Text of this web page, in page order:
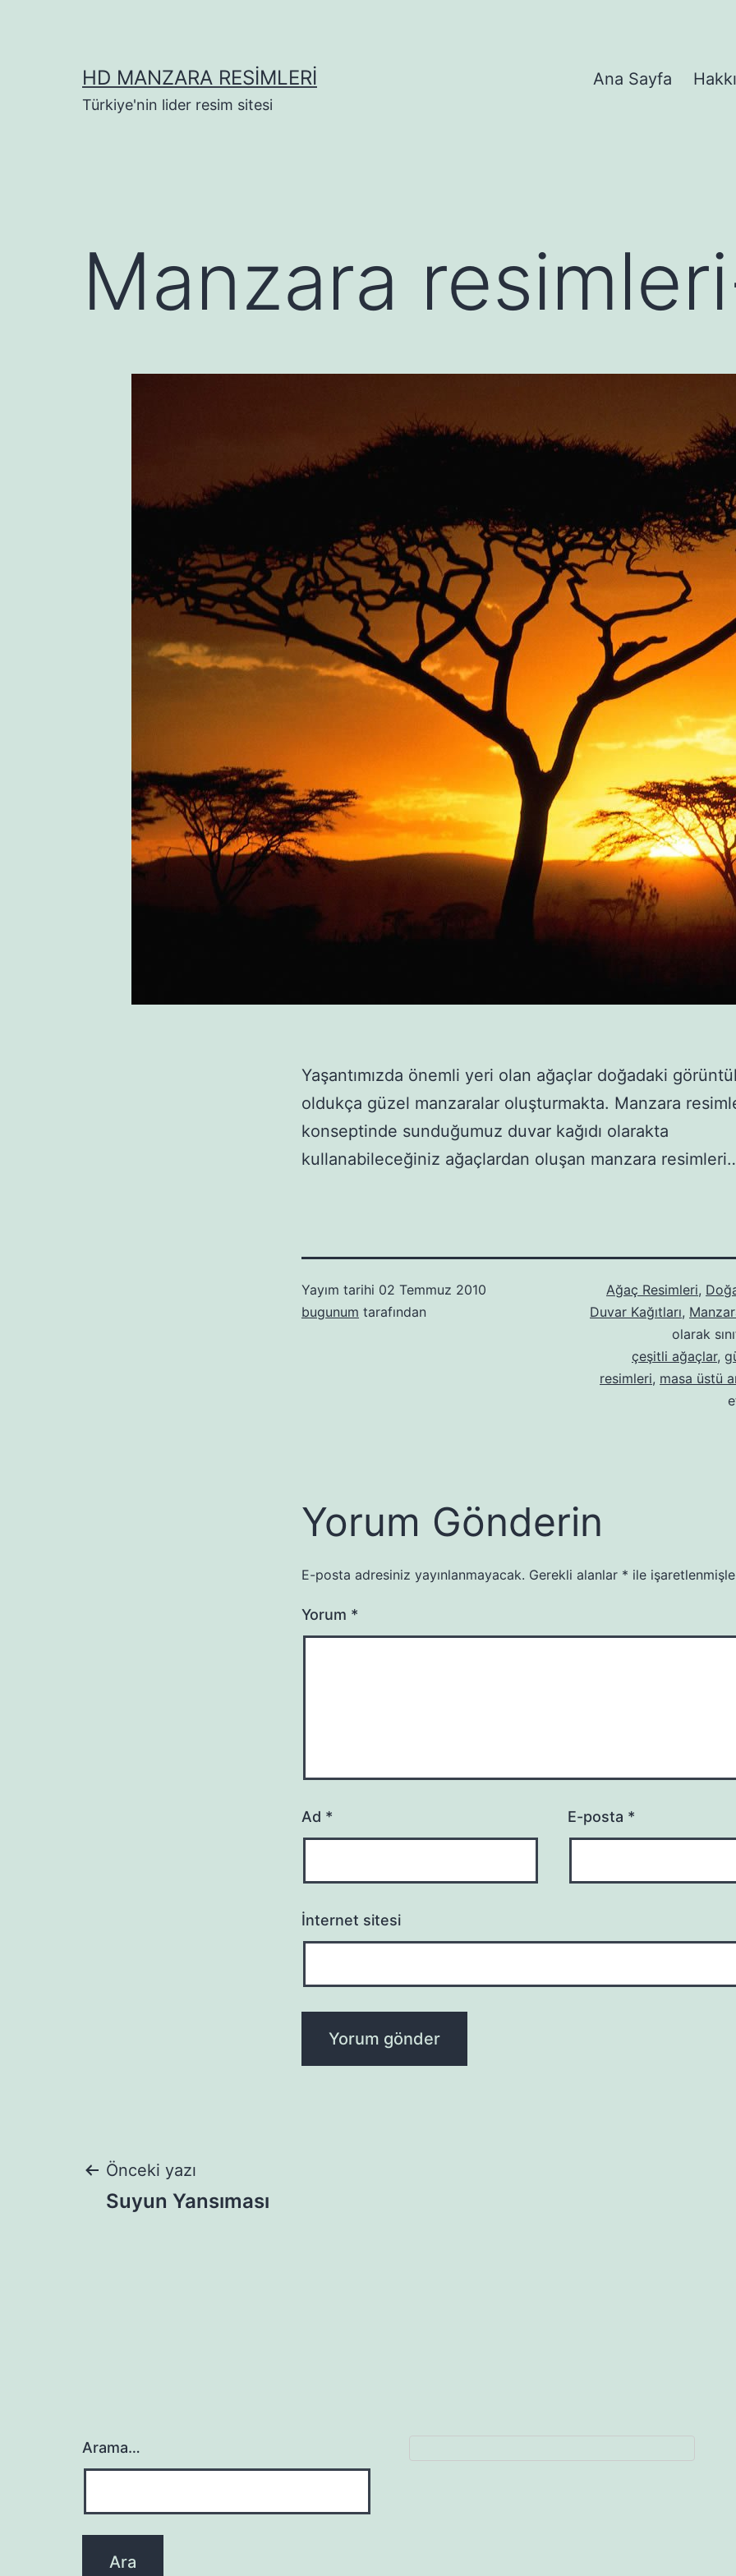
HD MANZARA RESIMLERI
Türkiye'nin lider resim sitesi
Ana Sayfa
Manzara
Yaşantımızda önemli yeri olan ağaçlar doğadaki
oldukça güzel manzaralar oluşturmakta. Manzara
konseptinde sunduğumuz duvar kağıdı olarakta
kullanabileceğiniz ağaçlardan oluşan manzara
Yayım tarihi 02 Temmuz 2010
bugunum tarafından
Ağaç Resimleri,
Duvar Kağıtları,
olarak
çeşitli ağaçlar,
resimleri, masa üstü
Yorum Gönderin
E-posta adresiniz yayınlanmayacak. Gerekli alanlar * ile
Yorum *
Ad * E-posta *
İnternet sitesi
Yazı
Önceki yazı
Suyun Yansıması
Arama…